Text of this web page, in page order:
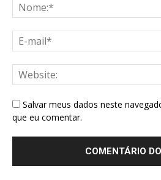
Salvar meus dados neste
que eu comentar.